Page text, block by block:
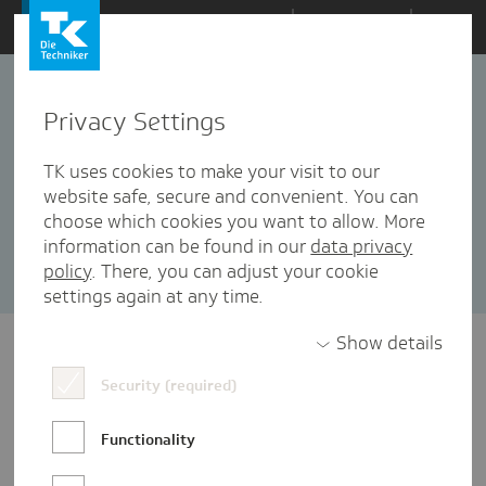
Zum
Inhalt
springen
#besserversorgt
6 Artikel in dieser Kategorie enthalten
Sortieren nach: Datum Popularität
Privacy Settings
TK uses cookies to make your visit to our
website safe, secure and convenient. You can
choose which cookies you want to allow. More
information can be found in our data privacy
policy. There, you can adjust your cookie
settings again at any time.
Show details
Security (required)
Functionality